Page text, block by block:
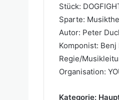
Stück:
Sparte:
Autor: Peter
Komponist: Benj
Regie/
Organisation:
Kategorie: